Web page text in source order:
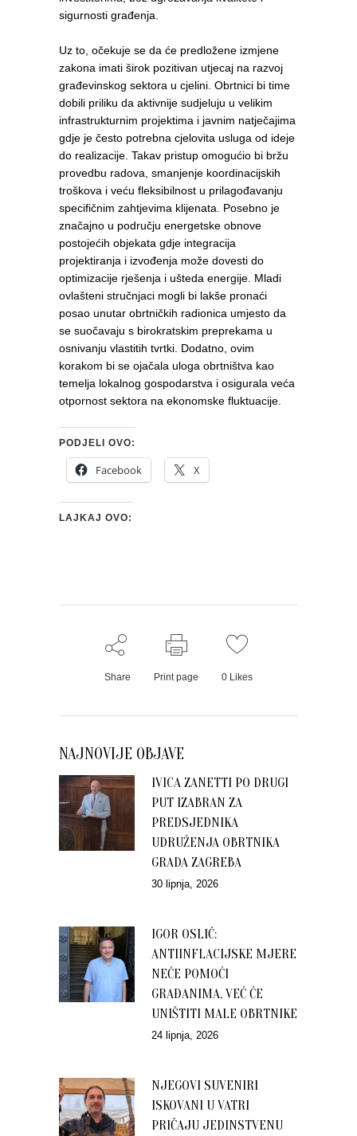
sigurnosti građenja.
Uz to, očekuje se da će predložene izmjene
zakona imati širok pozitivan utjecaj na razvoj
građevinskog sektora u cjelini. Obrtnici bi time
dobili priliku da aktivnije sudjeluju u velikim
infrastrukturnim projektima i javnim natječajima
gdje je često potrebna cjelovita usluga od ideje
do realizacije. Takav pristup omogućio bi bržu
provedbu radova, smanjenje koordinacijskih
troškova i veću fleksibilnost u prilagođavanju
specifičnim zahtjevima klijenata. Posebno je
značajno u području energetske obnove
postojećih objekata gdje integracija
projektiranja i izvođenja može dovesti do
optimizacije rješenja i ušteda energije. Mladi
ovlašteni stručnjaci mogli bi lakše pronaći
posao unutar obrtničkih radionica umjesto da
se suočavaju s birokratskim preprekama u
osnivanju vlastitih tvrtki. Dodatno, ovim
korakom bi se ojačala uloga obrtništva kao
temelja lokalnog gospodarstva i osigurala veća
otpornost sektora na ekonomske fluktuacije.
PODJELI OVO:
Facebook X
LAJKAJ OVO:
Share Print page 0 Likes
NAJNOVIJE OBJAVE
IVICA ZANETTI PO DRUGI
PUT IZABRAN ZA
PREDSJEDNIKA
UDRUŽENJA OBRTNIKA
GRADA ZAGREBA
30 lipnja, 2026
IGOR OSLIĆ:
ANTIINFLACIJSKE MJERE
NEĆE POMOĆI
GRAĐANIMA, VEĆ ĆE
UNIŠTITI MALE OBRTNIKE
24 lipnja, 2026
NJEGOVI SUVENIRI
ISKOVANI U VATRI
PRIČAJU JEDINSTVENU